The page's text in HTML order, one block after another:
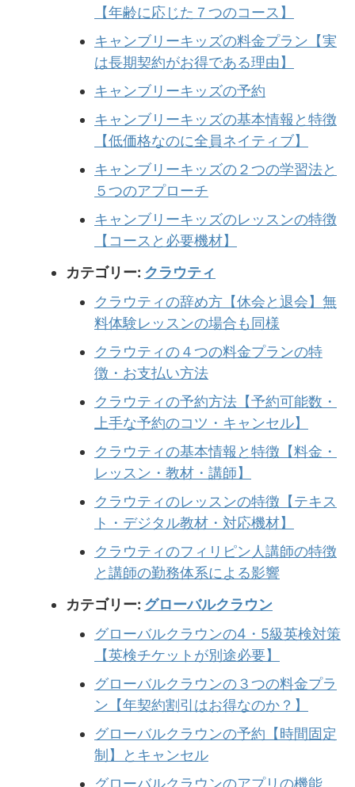
【年齢に応じた７つのコース】
キャンブリーキッズの料金プラン【実
は長期契約がお得である理由】
キャンブリーキッズの予約
キャンブリーキッズの基本情報と特徴
【低価格なのに全員ネイティブ】
キャンブリーキッズの２つの学習法と
５つのアプローチ
キャンブリーキッズのレッスンの特徴
【コースと必要機材】
カテゴリー: クラウティ
クラウティの辞め方【休会と退会】無
料体験レッスンの場合も同様
クラウティの４つの料金プランの特
徴・お支払い方法
クラウティの予約方法【予約可能数・
上手な予約のコツ・キャンセル】
クラウティの基本情報と特徴【料金・
レッスン・教材・講師】
クラウティのレッスンの特徴【テキス
ト・デジタル教材・対応機材】
クラウティのフィリピン人講師の特徴
と講師の勤務体系による影響
カテゴリー: グローバルクラウン
グローバルクラウンの4・5級英検対策
【英検チケットが別途必要】
グローバルクラウンの３つの料金プラ
ン【年契約割引はお得なのか？】
グローバルクラウンの予約【時間固定
制】とキャンセル
グローバルクラウンのアプリの機能